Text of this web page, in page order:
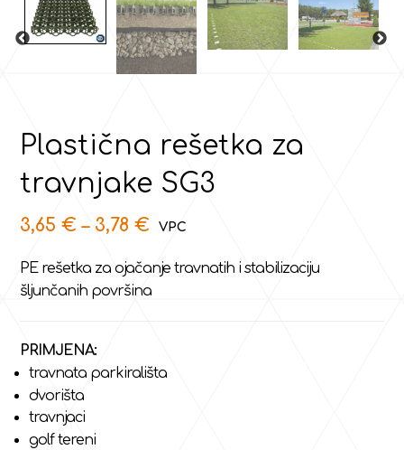
Plastična rešetka za
travnjake SG3
3,65€ – 3,78€
PE rešetka za ojačanje travnatih i stabilizaciju
šljunčanih površina
PRIMJENA:
travnata parkirališta
dvorišta
travnjaci
golf tereni